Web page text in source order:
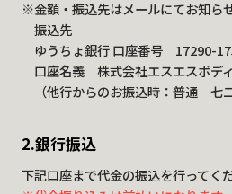
※金額・振込先はメールにてお知ら
振込先
ゆうちょ銀行 口座番号 17290-
口座名義 株式会社エスエスボデ
（他行からのお振込時：普通 七
2.銀行振込
下記口座まで代金の振込を行ってく